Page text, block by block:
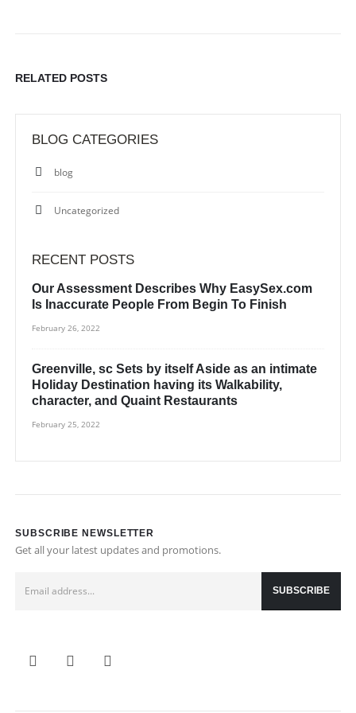
RELATED POSTS
BLOG CATEGORIES
blog
Uncategorized
RECENT POSTS
Our Assessment Describes Why EasySex.com
Is Inaccurate People From Begin To Finish
February 26, 2022
Greenville, sc Sets by itself Aside as an intimate
Holiday Destination having its Walkability,
character, and Quaint Restaurants
February 25, 2022
SUBSCRIBE NEWSLETTER
Get all your latest updates and promotions.